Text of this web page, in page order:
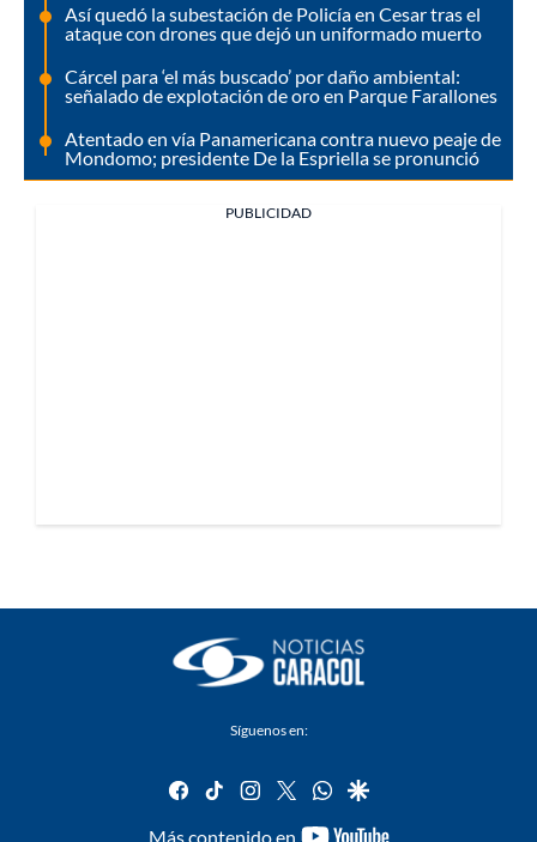
Así quedó la subestación de Policía en Cesar tras el
ataque con drones que dejó un uniformado muerto
Cárcel para ‘el más buscado’ por daño ambiental:
señalado de explotación de oro en Parque Farallones
Atentado en vía Panamericana contra nuevo peaje de
Mondomo; presidente De la Espriella se pronunció
PUBLICIDAD
Síguenos en:
facebook
tiktok instagram
twitterwhatsapp
google
Más contenido en
youtube-